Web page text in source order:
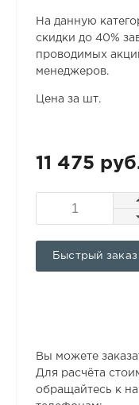
На данную
скидки до 40%
проводимых
менеджеров.
Цена за шт.
11 475
Быстрый заказ
Вы можете
Для расчёта
обращайтесь к